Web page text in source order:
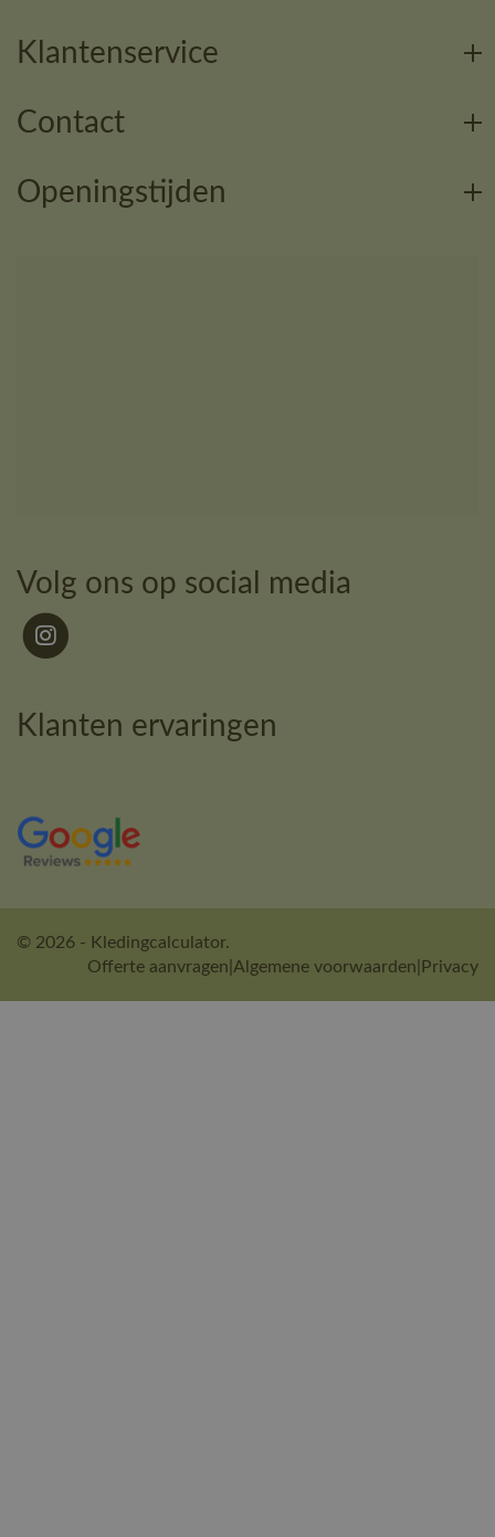
Klantenservice
Contact
Openingstijden
Volg ons op social media
Klanten ervaringen
© 2026 - Kledingcalculator.
Offerte aanvragen Algemene voorwaarden Privacy